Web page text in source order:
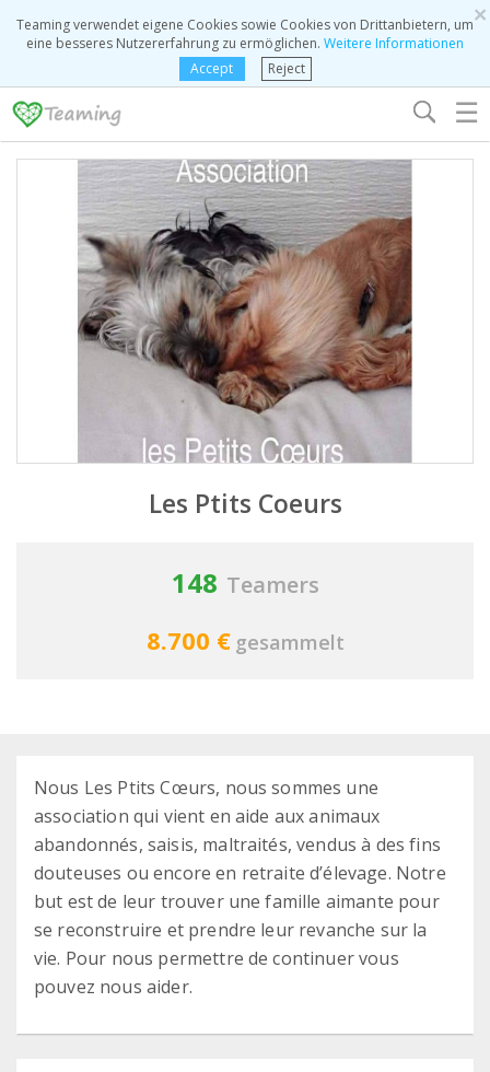
×
Teaming verwendet eigene Cookies sowie Cookies von Drittanbietern, um
eine besseres Nutzererfahrung zu ermöglichen. Weitere Informationen
Accept
Reject
☰
Les Ptits Coeurs
148 Teamers
8.700 € gesammelt
Nous Les Ptits Cœurs, nous sommes une
association qui vient en aide aux animaux
abandonnés, saisis, maltraités, vendus à des fins
douteuses ou encore en retraite d’élevage. Notre
but est de leur trouver une famille aimante pour
se reconstruire et prendre leur revanche sur la
vie. Pour nous permettre de continuer vous
pouvez nous aider.